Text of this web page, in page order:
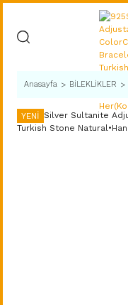
Anasayfa BİLEKLİKLER
YENİ